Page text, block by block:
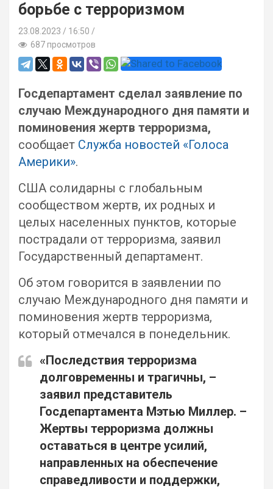
борьбе с терроризмом
23.08.2023
16:50 /
687 просмотров
Госдепартамент сделал заявление по
случаю Международного дня памяти и
поминовения жертв терроризма,
сообщает Служба новостей «Голоса
Америки».
США солидарны с глобальным
сообществом жертв, их родных и
целых населенных пунктов, которые
пострадали от терроризма, заявил
Государственный департамент.
Об этом говорится в заявлении по
случаю Международного дня памяти и
поминовения жертв терроризма,
который отмечался в понедельник.
«Последствия терроризма
долговременны и трагичны, –
заявил представитель
Госдепартамента Мэтью Миллер. –
Жертвы терроризма должны
оставаться в центре усилий,
направленных на обеспечение
справедливости и поддержки,